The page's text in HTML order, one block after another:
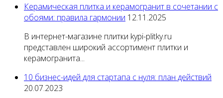
Керамическая плитка и керамогранит в сочетании с
обоями: правила гармонии 12.11.2025
В интернет-магазине плитки kypi-plitky.ru
представлен широкий ассортимент плитки и
керамогранита...
10 бизнес-идей для стартапа с нуля: план действий
20.07.2023